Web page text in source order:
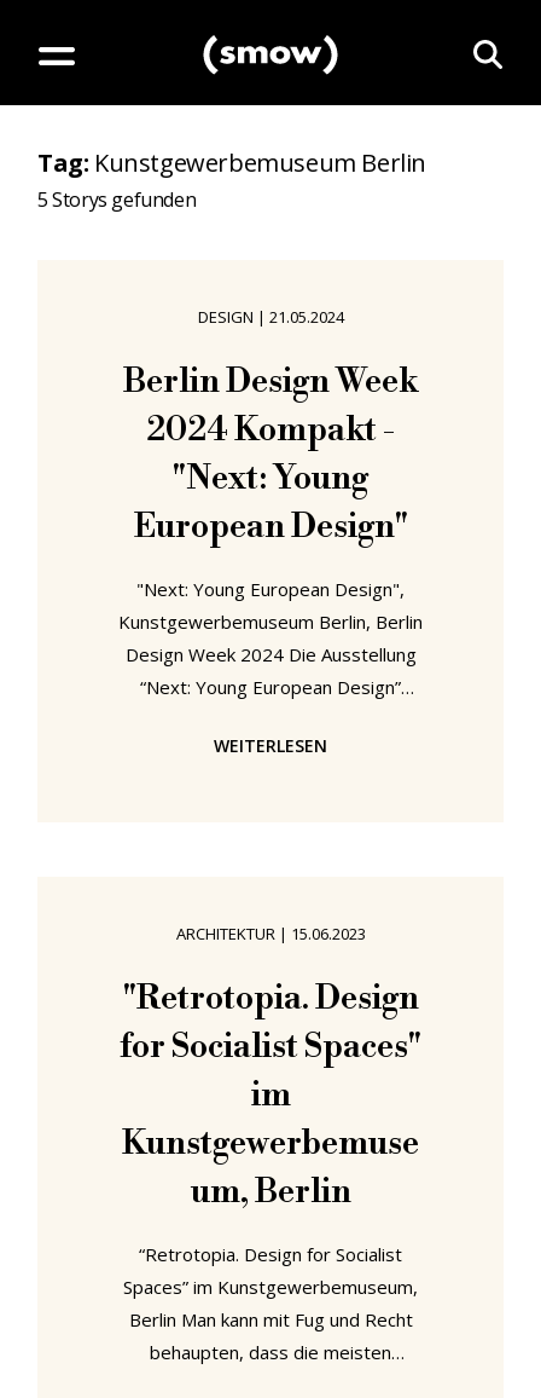
Tag: Kunstgewerbemuseum Berlin
5Storys gefunden
DESIGN | 21.05.2024
Berlin Design Week
2024 Kompakt -
"Next: Young
European Design"
"Next: Young European Design",
Kunstgewerbemuseum Berlin, Berlin
Design Week 2024 Die Ausstellung
“Next: Young European Design”
Initiatorin und treibenden Kraft
das auch Gastgeber der Ausstellung
ist, kuratiert. Bei “Next” soll es nicht
nur um die nächste Generation von
Designerinnen und Designern
WEITERLESEN
ARCHITEKTUR| 15.06.2023
"Retrotopia. Design
for Socialist Spaces"
im
Kunstgewerbemuse
um, Berlin
“Retrotopia. Design for Socialist
Spaces” im Kunstgewerbemuseum,
Berlin Man kann mit Fug und Recht
behaupten, dass die meisten